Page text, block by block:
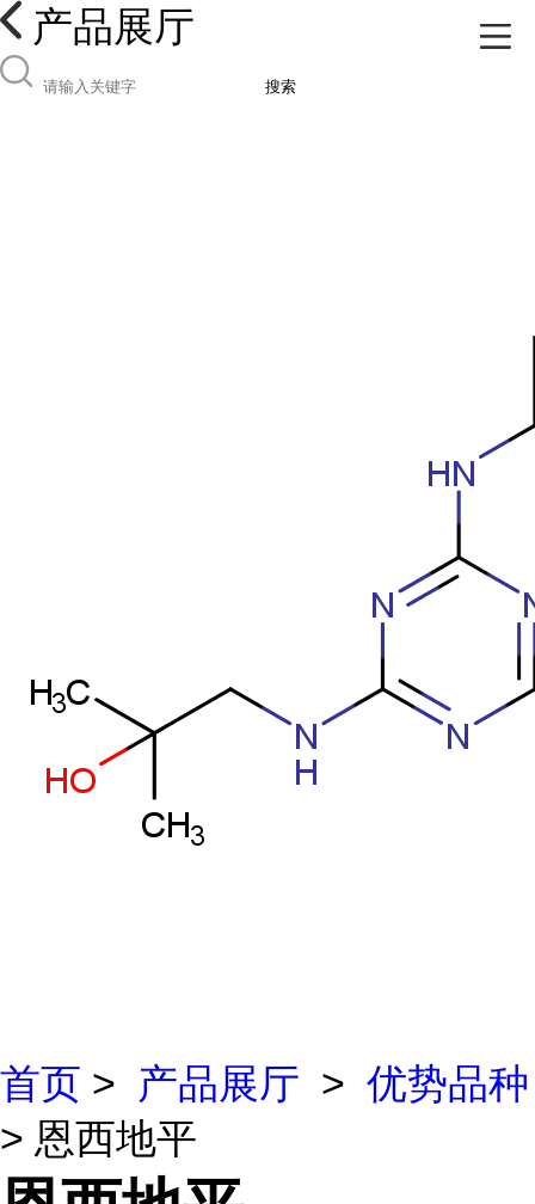
产品展厅
搜索
首页 > 产品展厅 > 优势品种
> 恩西地平